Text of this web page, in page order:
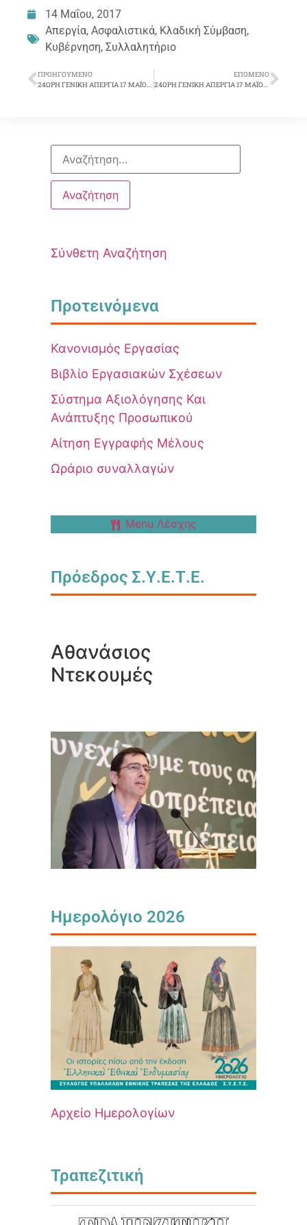
14 Μαΐου, 2017
Απεργία, Ασφαλιστικά, Κλαδική Σύμβαση,
Κυβέρνηση, Συλλαλητήριο
ΠΡΟΗΓΟΎΜΕΝΟ
24ΩΡΗ ΓΕΝΙΚΗ ΑΠΕΡΓΙΑ 17 ΜΑΪΟΥ. ΑΝΤΙΣΤΕΚΟΜΑΣΤΕ ΣΤΙΣ ΠΟΛΙΤΙΚΕΣ ΤΩΝ ΜΝΗΜΟΝΙΩΝ ΔΙΕΚΔΙΚΟΥΜΕ ΤΟ ΜΕΛΛΟΝ ΠΟΥ ΜΑΣ ΑΞΙΖΕΙ
ΕΠΌΜΕΝΟ
24ΩΡΗ ΓΕΝΙΚΗ ΑΠΕΡΓΙΑ 17 ΜΑΪΟΥ. ΑΝΤΙΣΤΕΚΟΜΑΣΤΕ ΣΤΙΣ ΠΟΛΙΤΙΚΕΣ ΤΩΝ ΜΝΗΜΟΝΙΩΝ ΔΙΕΚΔΙΚΟΥΜΕ ΤΟ ΜΕΛΛΟΝ ΠΟΥ ΜΑΣ ΑΞΙΖΕΙ
Σύνθετη Αναζήτηση
Προτεινόμενα
Κανονισμός Εργασίας
Βιβλίο Εργασιακών Σχέσεων
Σύστημα Αξιολόγησης Και
Ανάπτυξης Προσωπικού
Αίτηση Εγγραφής Μέλους
Ωράριο συναλλαγών
Menu Λέσχης
Πρόεδρος Σ.Υ.Ε.Τ.Ε.
Αθανάσιος
Ντεκουμές
Ημερολόγιο 2026
Αρχείο Ημερολογίων
Τραπεζιτική